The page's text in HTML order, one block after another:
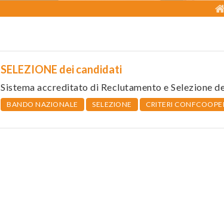
SELEZIONE dei candidati
Sistema accreditato di Reclutamento e Selezione
BANDO NAZIONALE SELEZIONE CRITERI